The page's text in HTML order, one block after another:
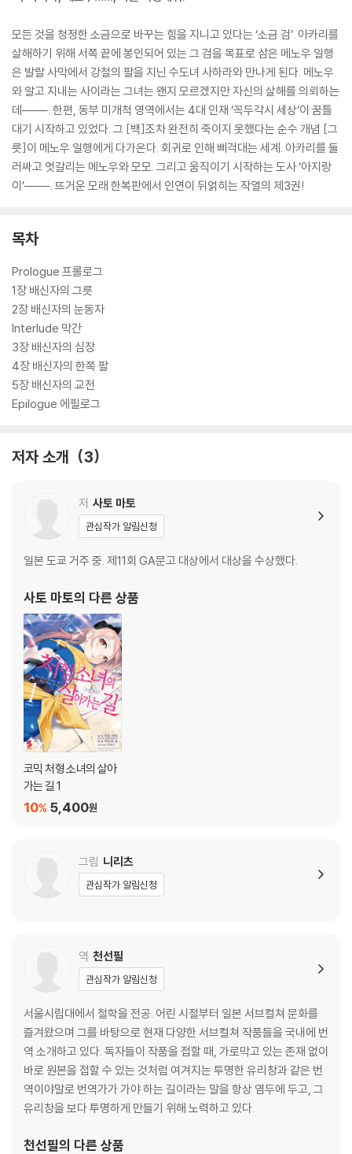
모든 것을 청정한 소금으로 바꾸는 힘을 지니고 있다는 ‘소금 검’. 아카리를
살해하기 위해 서쪽 끝에 봉인되어 있는 그 검을 목표로 삼은 메노우 일행
은 발랄 사막에서 강철의 팔을 지닌 수도녀 사하라와 만나게 된다. 메노우
와 알고 지내는 사이라는 그녀는 왠지 모르겠지만 자신의 살해를 의뢰하는
데───. 한편, 동부 미개척 영역에서는 4대 인재 ‘꼭두각시 세상’이 꿈틀
대기 시작하고 있었다. 그 [백]조차 완전히 죽이지 못했다는 순수 개념 [그
릇]이 메노우 일행에게 다가온다. 회귀로 인해 삐걱대는 세계. 아카리를 둘
러싸고 엇갈리는 메노우와 모모. 그리고 움직이기 시작하는 도사 ‘아지랑
이’───. 뜨거운 모래 한복판에서 인연이 뒤얽히는 작열의 제3권!
목차
Prologue 프롤로그
1장 배신자의 그릇
2장 배신자의 눈동자
Interlude 막간
3장 배신자의 심장
4장 배신자의 한쪽 팔
5장 배신자의 교전
Epilogue 에필로그
저자 소개 3
저 사토 마토
관심작가 알림신청
일본 도쿄 거주 중. 제11회 GA문고 대상에서 대상을 수상했다.
사토 마토의 다른 상품
코믹 처형 소녀의 살아
가는 길 1
5,400원
10%
그림 니리츠
관심작가 알림신청
역 천선필
관심작가 알림신청
서울시립대에서 철학을 전공. 어린 시절부터 일본 서브컬쳐 문화를
즐겨왔으며 그를 바탕으로 현재 다양한 서브컬쳐 작품들을 국내에 번
역 소개하고 있다. 독자들이 작품을 접할 때, 가로막고 있는 존재 없이
바로 원본을 접할 수 있는 것처럼 여겨지는 투명한 유리창과 같은 번
역이야말로 번역가가 가야 하는 길이라는 말을 항상 염두에 두고, 그
유리창을 보다 투명하게 만들기 위해 노력하고 있다.
천선필의 다른 상품